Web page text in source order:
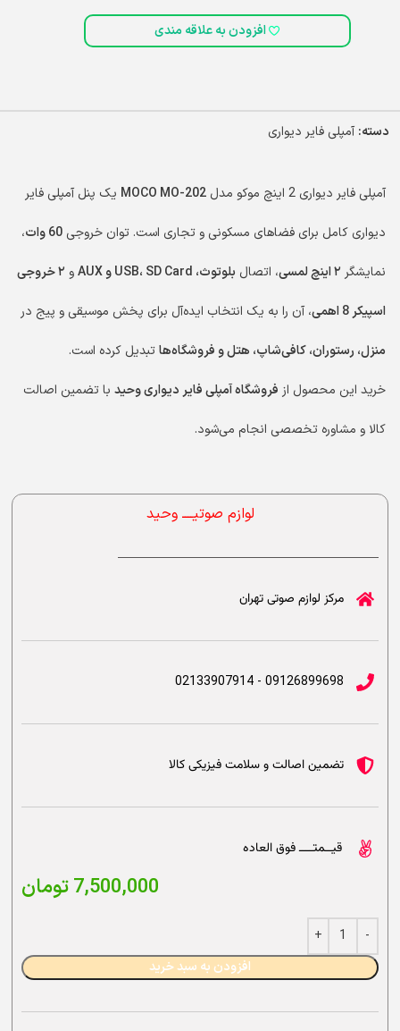
افزودن به علاقه مندی
دسته: آمپلی فایر دیواری
آمپلی فایر دیواری 2 اینچ موکو مدل MOCO MO-202 یک پنل آمپلی فایر
دیواری کامل برای فضاهای مسکونی و تجاری است. توان خروجی 60 وات ،
نمایشگر ۲ اینچ لمسی ، اتصال بلوتوث، USB، SD Card و AUX و ۲ خروجی
اسپیکر 8 اهمی ، آن را به یک انتخاب ایده‌آل برای پخش موسیقی و پیج در
منزل، رستوران، کافی‌شاپ، هتل و فروشگاه‌هاتبدیل کرده است.
خرید این محصول از فروشگاه آمپلی فایر دیواری وحید با تضمین اصالت
کالا و مشاوره تخصصی انجام می‌شود.
لوازم صوتیــــ وحید
مرکز لوازم صوتی تهران
09126899698 - 02133907914
تضمین اصالت و سلامت فیزیکی کالا
قیــمتــــ فوق العاده
7,500,000تومان
افزودن به سبد خرید